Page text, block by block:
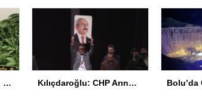
Sorgun’da Uyuşturucu Operasyonu Kılıçdaroğlu: CHP Arınmak Zorunda